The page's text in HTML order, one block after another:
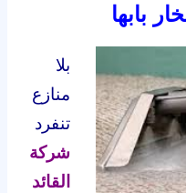
بابها
بلا
منازع
تنفرد
شركة
القائد